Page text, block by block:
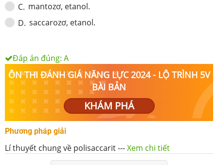
C. mantozơ, etanol.
D. saccarozơ, etanol.
Đáp án đúng: A
ÔN THI ĐÁNH GIÁ NĂNG LỰC 2024 - LỘ TRÌNH 5V
BÀI BẢN
KHÁM PHÁ
Phương pháp giải
Lí thuyết chung về polisaccarit---Xem chi tiết